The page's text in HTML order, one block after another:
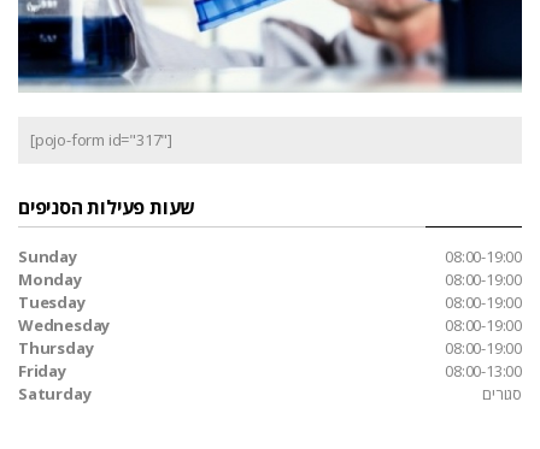
[pojo-form id="317"]
שעות פעילות הסניפים
Sunday
08:00-19:00
Monday
08:00-19:00
Tuesday
08:00-19:00
Wednesday
08:00-19:00
Thursday
08:00-19:00
Friday
08:00-13:00
Saturday
סגורים